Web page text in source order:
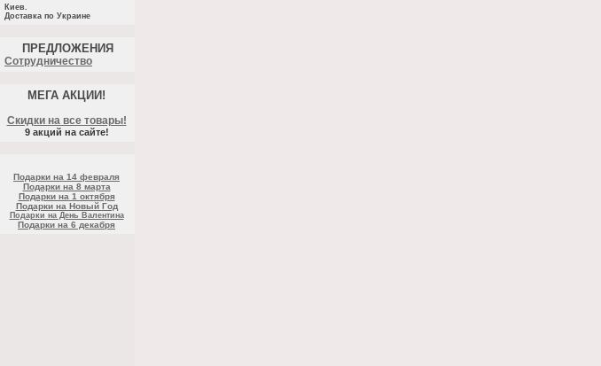
Киев.
Доставка по Украине
ПРЕДЛОЖЕНИЯ
Cотрудничество
МЕГА АКЦИИ!
Скидки на все товары!
9 акций на сайте!
Подарки на 14 февраля
Подарки на 8 марта
Подарки на 1 октября
Подарки на Новый Год
Подарки на День Валентина
Подарки на 6 декабря